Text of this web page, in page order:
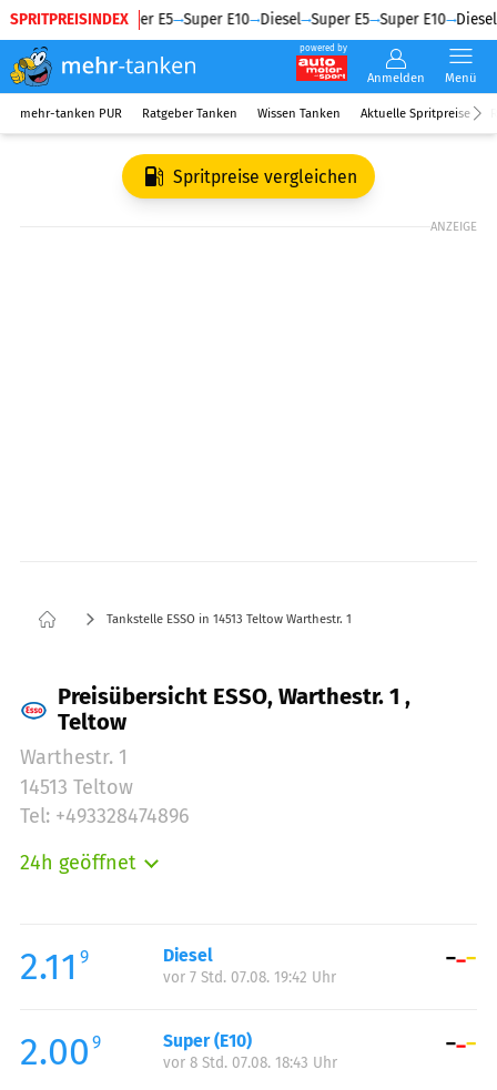
SPRITPREISINDEX
Diesel Super E5 Super E10 Diesel Super E5 Super E10 Diesel
powered by
Anmelden Menü
mehr-tanken PUR Ratgeber Tanken Wissen Tanken Aktuelle Spritpreise
Spritpreise vergleichen
ANZEIGE
Tankstelle ESSO in 14513 Teltow Warthestr. 1
Preisübersicht ESSO, Warthestr. 1 ,
Teltow
Warthestr. 1
14513 Teltow
Tel: +493328474896
24h geöffnet
Mittwoch:
00:00-24:00
Donnerstag:
Samstag:
00:00-24:00
Sonntag:
2.11 9 Diesel
vor 7 Std. 07.08. 19:42 Uhr
2.00 9 Super (E10)
vor 8 Std. 07.08. 18:43 Uhr